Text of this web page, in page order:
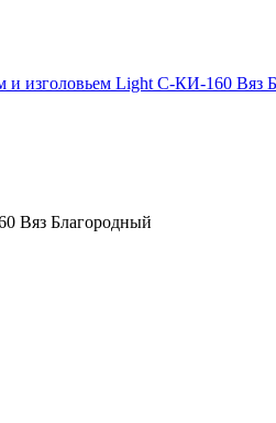
и изголовьем Light С-КИ-160 Вяз
Вяз Благородный